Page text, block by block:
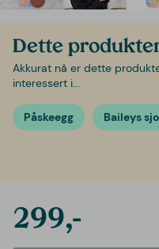
Dette
Akkurat nå er dette
interessert i...
Påskeegg Baileys
299,-